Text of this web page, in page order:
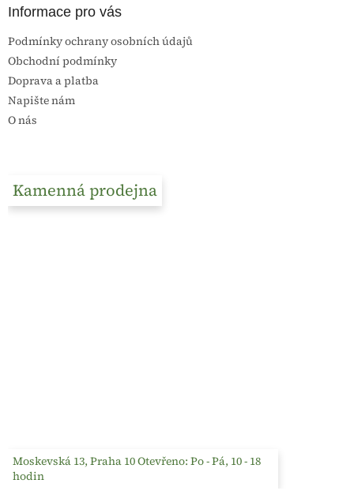
Informace pro vás
Podmínky ochrany osobních údajů
Obchodní podmínky
Doprava a platba
Napište nám
O nás
Kamenná prodejna
Moskevská 13, Praha 10 Otevřeno: Po - Pá, 10 - 18
hodin